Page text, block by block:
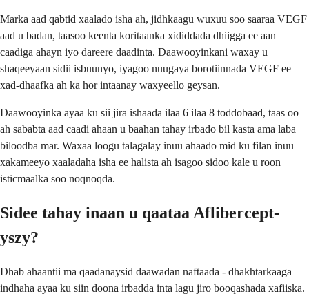
Marka aad qabtid xaalado isha ah, jidhkaagu wuxuu soo saaraa VEGF
aad u badan, taasoo keenta koritaanka xididdada dhiigga ee aan
caadiga ahayn iyo dareere daadinta. Daawooyinkani waxay u
shaqeeyaan sidii isbuunyo, iyagoo nuugaya borotiinnada VEGF ee
xad-dhaafka ah ka hor intaanay waxyeello geysan.
Daawooyinka ayaa ku sii jira ishaada ilaa 6 ilaa 8 toddobaad, taas oo
ah sababta aad caadi ahaan u baahan tahay irbado bil kasta ama laba
biloodba mar. Waxaa loogu talagalay inuu ahaado mid ku filan inuu
xakameeyo xaaladaha isha ee halista ah isagoo sidoo kale u roon
isticmaalka soo noqnoqda.
Sidee tahay inaan u qaataa Aflibercept-
yszy?
Dhab ahaantii ma qaadanaysid daawadan naftaada - dhakhtarkaaga
indhaha ayaa ku siin doona irbadda inta lagu jiro booqashada xafiiska.